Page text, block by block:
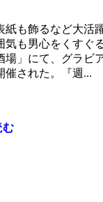
紙も飾るなど大活
気も男心をくすぐ
場」にて、グラビ
催された。『週...
む